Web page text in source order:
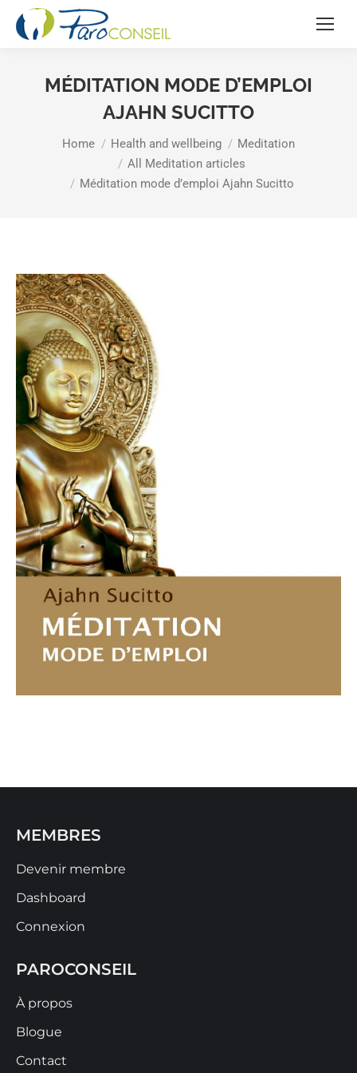
MÉDITATION MODE D’EMPLOI
AJAHN SUCITTO
You are here:
Home Health and wellbeing
Meditation
All Meditation articles
Méditation mode d’emploi Ajahn Sucitto
MEMBRES
Devenir membre
Dashboard
Connexion
PAROCONSEIL
À propos
Blogue
Contact